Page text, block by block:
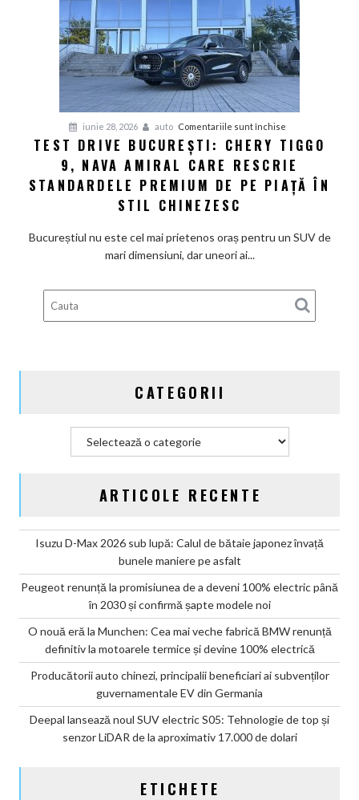
hibrizii
nu
pot
salva
„Ovalul
Albastru”
dintr-
o
criză
profundă
iunie 28, 2026 auto Comentariile sunt închisepentru
Test
Drive
București:
Chery
rescrie
standardele
stil
chinezesc
TEST DRIVE BUCUREȘTI: CHERY TIGGO
9, NAVA AMIRAL CARE RESCRIE
STANDARDELE PREMIUM DE PE PIAȚĂ ÎN
STIL CHINEZESC
Bucureștiul nu este cel mai prietenos oraș pentru un SUV de
mari dimensiuni, dar uneori ai...
CATEGORII
ARTICOLE RECENTE
Isuzu D-Max 2026 sub lupă: Calul de bătaie japonez învață
bunele maniere pe asfalt
Peugeot renunță la promisiunea de a deveni 100% electric până
în 2030 și confirmă șapte modele noi
O nouă eră la Munchen: Cea mai veche fabrică BMW renunță
definitiv la motoarele termice și devine 100% electrică
Producătorii auto chinezi, principalii beneficiari ai subvenților
guvernamentale EV din Germania
Deepal lansează noul SUV electric S05: Tehnologie de top și
senzor LiDAR de la aproximativ 17.000 de dolari
ETICHETE